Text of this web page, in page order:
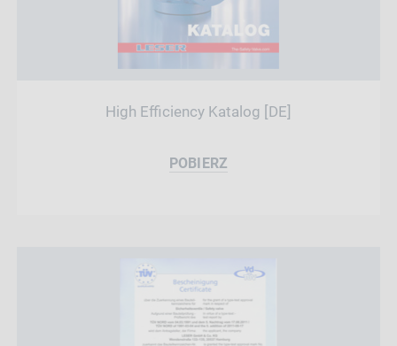
High Efficiency Katalog [DE]
POBIERZ